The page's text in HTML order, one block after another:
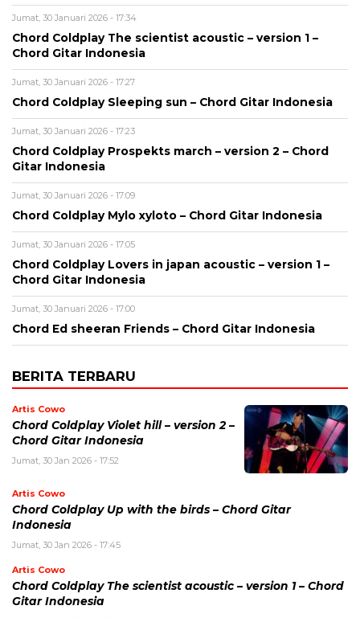
Jumat, 30 Januari 2026 - 17:34
Chord Coldplay The scientist acoustic – version 1 –
Chord Gitar Indonesia
Jumat, 30 Januari 2026 - 17:27
Chord Coldplay Sleeping sun – Chord Gitar Indonesia
Jumat, 30 Januari 2026 - 17:23
Chord Coldplay Prospekts march – version 2 – Chord
Gitar Indonesia
Jumat, 30 Januari 2026 - 17:09
Chord Coldplay Mylo xyloto – Chord Gitar Indonesia
Jumat, 30 Januari 2026 - 17:05
Chord Coldplay Lovers in japan acoustic – version 1 –
Chord Gitar Indonesia
Jumat, 30 Januari 2026 - 17:00
Chord Ed sheeran Friends – Chord Gitar Indonesia
BERITA TERBARU
Artis Cowo
Chord Coldplay Violet hill – version 2 –
Chord Gitar Indonesia
Jumat, 30 Jan 2026 - 17:52
Artis Cowo
Chord Coldplay Up with the birds – Chord Gitar
Indonesia
Jumat, 30 Jan 2026 - 17:45
Artis Cowo
Chord Coldplay The scientist acoustic – version 1 – Chord
Gitar Indonesia